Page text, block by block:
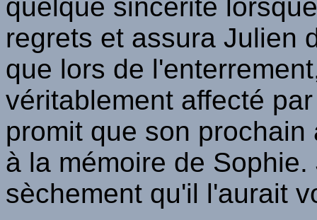
quelque sincérité
regrets et assura Julien
que lors de
véritablement affecté
promit que son
à la mémoire de
sèchement qu'il l'aurait